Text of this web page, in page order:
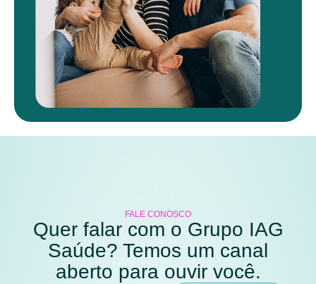
FALE CONOSCO
Quer falar com o Grupo IAG
Saúde? Temos um canal
aberto para ouvir você.